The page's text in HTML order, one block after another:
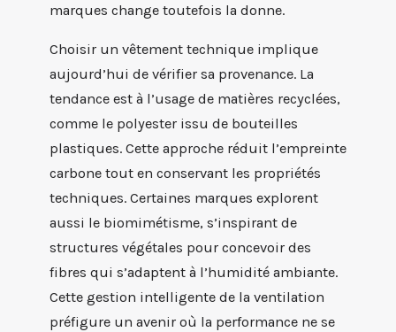
marques change toutefois la donne.
Choisir un vêtement technique implique
aujourd’hui de vérifier sa provenance. La
tendance est à l’usage de matières recyclées,
comme le polyester issu de bouteilles
plastiques. Cette approche réduit l’empreinte
carbone tout en conservant les propriétés
techniques. Certaines marques explorent
aussi le biomimétisme, s’inspirant de
structures végétales pour concevoir des
fibres qui s’adaptent à l’humidité ambiante.
Cette gestion intelligente de la ventilation
préfigure un avenir où la performance ne se